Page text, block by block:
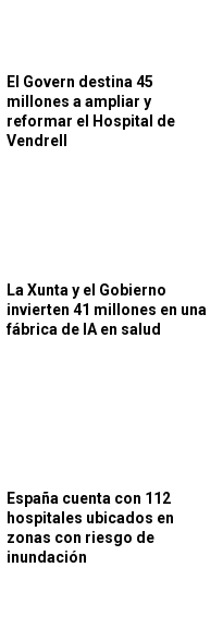
El Govern destina 45
millones a ampliar y
reformar el Hospital de
Vendrell
La Xunta y el Gobierno
invierten 41 millones en una
fábrica de IA en salud
España cuenta con 112
hospitales ubicados en
zonas con riesgo de
inundación